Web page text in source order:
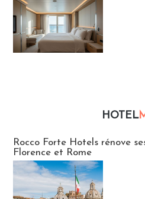
HOTEL
Rocco Forte Hotels rénove
Florence et Rome